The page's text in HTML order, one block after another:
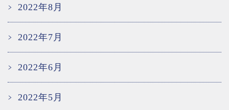
2022年8月
2022年7月
2022年6月
2022年5月